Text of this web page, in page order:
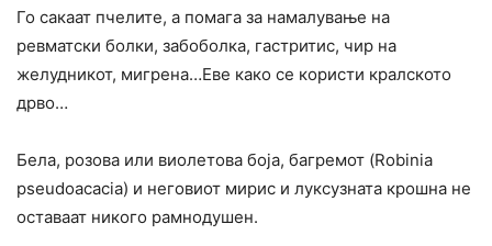
Го сакаат пчелите, а помага за намалување на
ревматски болки, забоболка, гастритис, чир на
желудникот, мигрена…Еве како се користи кралското
дрво…
Бела, розова или виолетова боја, багремот (Robinia
pseudoacacia) и неговиот мирис и луксузната крошна не
оставаат никого рамнодушен.